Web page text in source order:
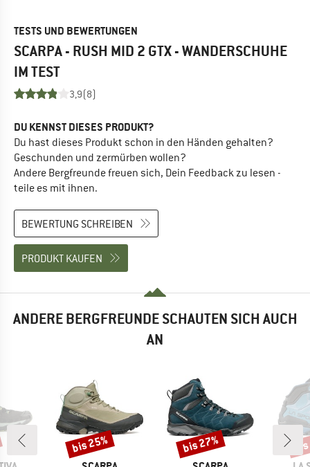
TESTS UND BEWERTUNGEN
SCARPA - RUSH MID 2 GTX - WANDERSCHUHE
IM TEST
3,9(8)
DU KENNST DIESES PRODUKT?
Du hast dieses Produkt schon in den Händen gehalten?
Geschunden und zermürben wollen?
Andere Bergfreunde freuen sich, Dein Feedback zu lesen -
teile es mit ihnen.
BEWERTUNG SCHREIBEN
PRODUKT KAUFEN
ANDERE BERGFREUNDE SCHAUTEN SICH AUCH
AN
Rabatt
bis 25% Rabatt
bis 27%